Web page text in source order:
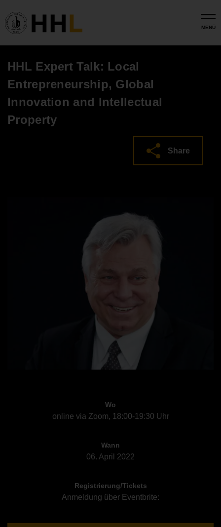
MENÜ
HHL Expert Talk: Local
Entrepreneurship, Global
Innovation and Intellectual
Property
Share
Wo
online via Zoom, 18:00-19:30 Uhr
Wann
06. April 2022
Registrierung/Tickets
Anmeldung über Eventbrite: